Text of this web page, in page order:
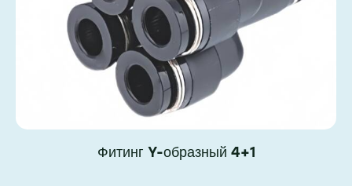
Фитинг Y-образный 4+1